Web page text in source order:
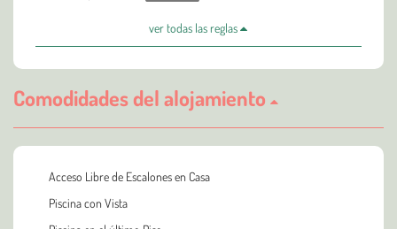
ver todas las reglas
Comodidades del alojamiento
Acceso Libre de Escalones en Casa
Piscina con Vista